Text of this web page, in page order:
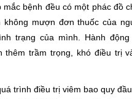
bệnh đều có một phác đồ
không mượn đơn thuốc của
trạng của mình. Hành
thêm trầm trọng, khó điều trị
trình điều trị viêm bao quy